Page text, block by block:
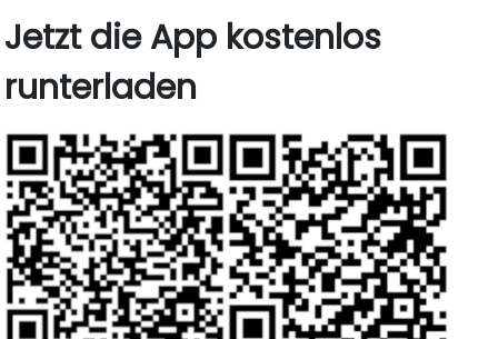
Jetzt die App kostenlos
runterladen